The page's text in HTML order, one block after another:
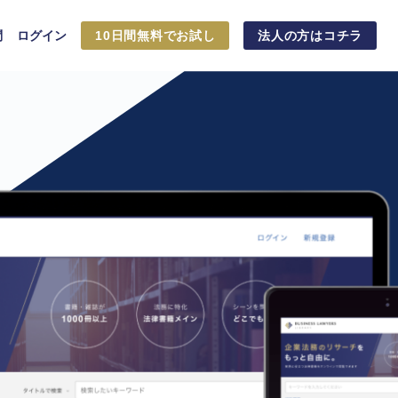
ログイン 10日間無料でお試し 法人の方はコチラ